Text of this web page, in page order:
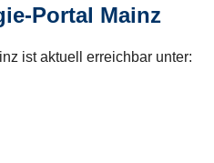
Portal Mainz
ist aktuell erreichbar unter: